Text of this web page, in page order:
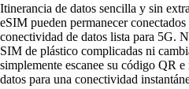
Itinerancia de datos sencilla y sin
eSIM pueden permanecer
conectividad de datos lista para 5G.
SIM de plástico complicadas ni
simplemente escanee su código QR
datos para una conectividad